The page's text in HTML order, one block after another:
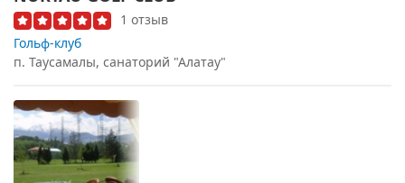
1 отзыв
Гольф-клуб
п. Таусамалы, санаторий "Алатау"